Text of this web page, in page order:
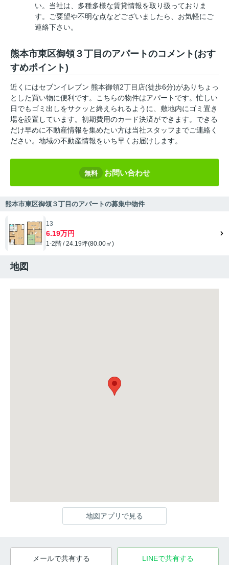
い。当社は、多種多様な賃貸情報を取り扱っておりま
す。ご要望や不明な点などございましたら、お気軽にご
連絡下さい。
熊本市東区御領３丁目のアパートのコメント(おす
すめポイント)
近くにはセブンイレブン 熊本御領2丁目店(徒歩6分)がありちょっ
とした買い物に便利です。こちらの物件はアパートです。忙しい
日でもゴミ出しをサクッと終えられるように、敷地内にゴミ置き
場を設置しています。初期費用のカード決済ができます。できる
だけ早めに不動産情報を集めたい方は当社スタッフまでご連絡く
ださい。地域の不動産情報をいち早くお届けします。
無料 お問い合わせ
熊本市東区御領３丁目のアパートの募集中物件
13
6.19万円
1-2階 / 24.19坪(80.00㎡)
地図
地図アプリで見る
メールで共有する LINEで共有する